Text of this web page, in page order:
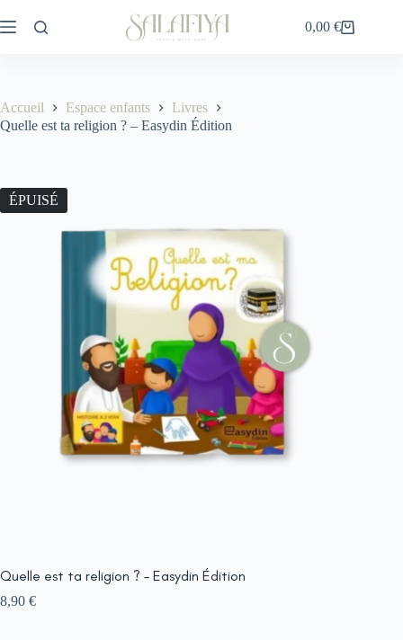
au
Panier
0,00€
Accueil Espace enfants
Livres
Quelle est ta religion ? – Easydin Édition
ÉPUISÉ
Quelle est ta religion ? – Easydin Édition
8,90 €